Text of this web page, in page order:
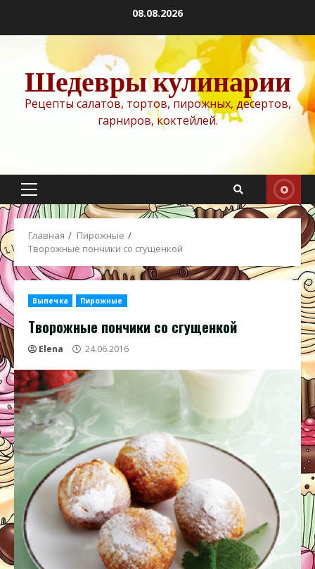
содержимому
08.08.2026
Шедевры кулинарии
Рецепты салатов, тортов, пирожных, десертов,
гарниров, коктейлей.
Основное
меню
Главная
Пирожные
Творожные пончики со сгущенкой
Выпечка Пирожные
Творожные пончики со сгущенкой
Elena 24.06.2016